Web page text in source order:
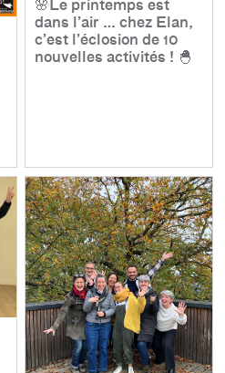
🌸Le printemps est
dans l’air … chez Elan,
c’est l’éclosion de 10
nouvelles activités ! 🐣